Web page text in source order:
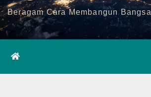
Beragam Cara Membangun Bangsa